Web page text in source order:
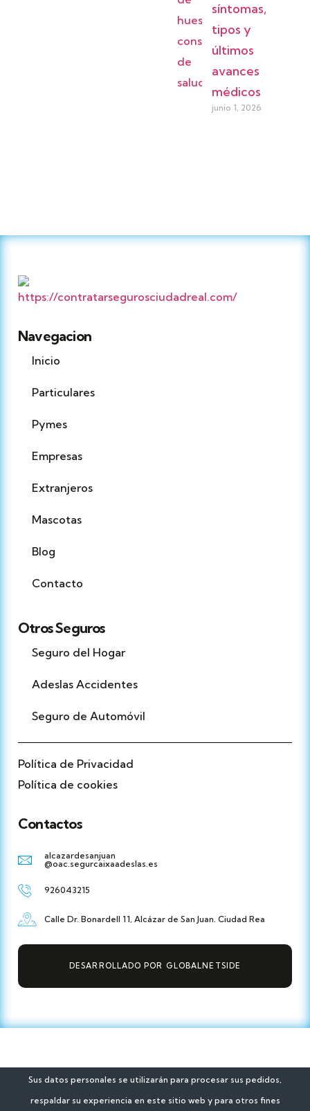
síntomas,
tipos y
últimos
avances
médicos
junio 1, 2026
Navegacion
Inicio
Particulares
Pymes
Empresas
Extranjeros
Mascotas
Blog
Contacto
Otros Seguros
Seguro del Hogar
Adeslas Accidentes
Seguro de Automóvil
Política de Privacidad
Política de cookies
Contactos
alcazardesanjuan
@oac.segurcaixaadeslas.es
926043215
Calle Dr. Bonardell 11, Alcázar de San Juan. Ciudad Rea
DESARROLLADO POR GLOBALNETSIDE
Sus datos personales se utilizarán para procesar sus pedidos,
respaldar su experiencia en este sitio web y para otros fines